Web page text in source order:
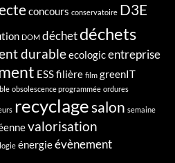
concours conservatoire D3E
DOM déchetdéchets
durableecologicentreprise
ESSfilière film greenIT
obsolescence programmée ordures
recyclagesalon semaine
valorisation
énergieévènement